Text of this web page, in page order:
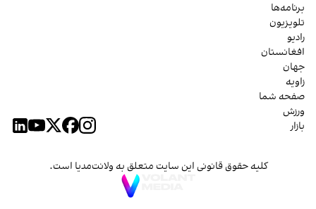
برنامه‌ها
تلویزیون
رادیو
افغانستان
جهان
زاویه
صفحه شما
ورزش
بازار
کلیه حقوق قانونی این سایت متعلق به ولانت‌مدیا است.